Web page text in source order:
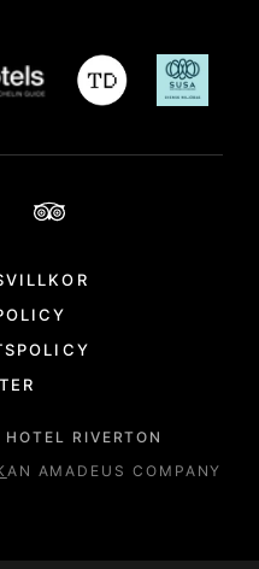
HOTEL RIVERTON
AN AMADEUS COMPANY